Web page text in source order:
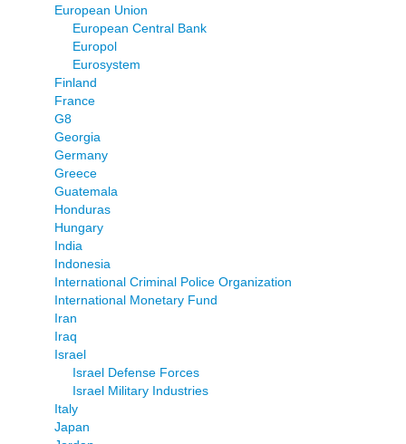
European Union
European Central Bank
Europol
Eurosystem
Finland
France
G8
Georgia
Germany
Greece
Guatemala
Honduras
Hungary
India
Indonesia
International Criminal Police Organization
International Monetary Fund
Iran
Iraq
Israel
Israel Defense Forces
Israel Military Industries
Italy
Japan